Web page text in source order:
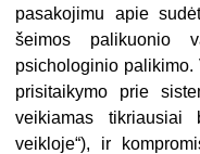
pasakojimu apie
šeimos palikuonio
psichologinio
prisitaikymo prie
veikiamas tikriausiai
veikloje“), ir